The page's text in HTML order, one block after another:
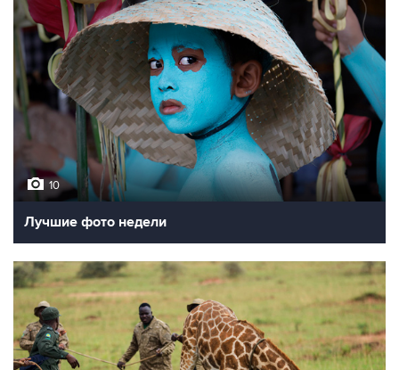
10
Лучшие фото недели